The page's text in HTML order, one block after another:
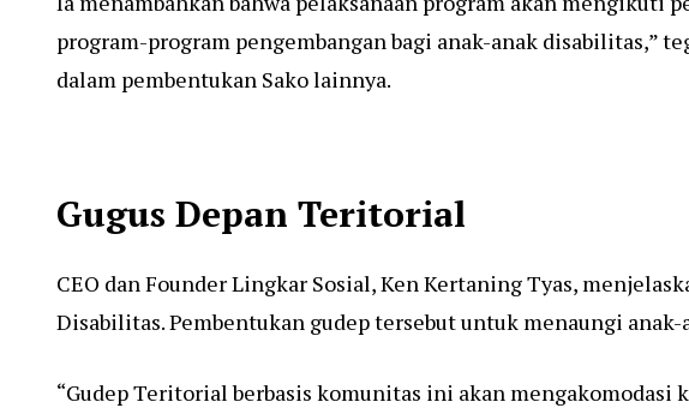
program-program pengembangan bagi anak-anak disabilitas,”
dalam pembentukan Sako lainnya.
Gugus Depan Teritorial
CEO dan Founder Lingkar Sosial, Ken Kertaning Tyas,
Disabilitas. Pembentukan gudep tersebut untuk menaungi
“Gudep Teritorial berbasis komunitas ini akan mengakomodasi